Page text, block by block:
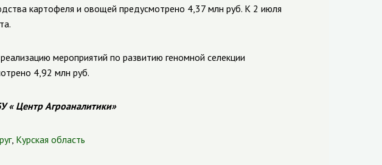
картофеля и овощей предусмотрено 4,37 млн руб. К 2 июля
мероприятий по развитию геномной селекции
4,92 млн руб.
« Центр Агроаналитики»
, Курская область